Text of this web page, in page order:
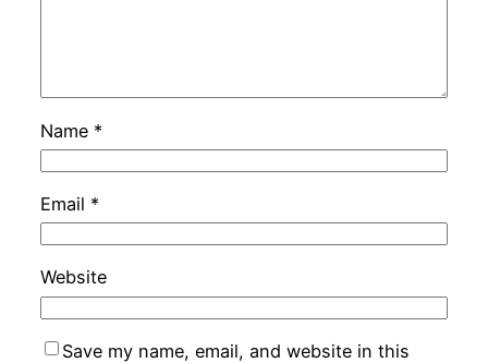
Name *
Email *
Website
Save my name, email, and website in this